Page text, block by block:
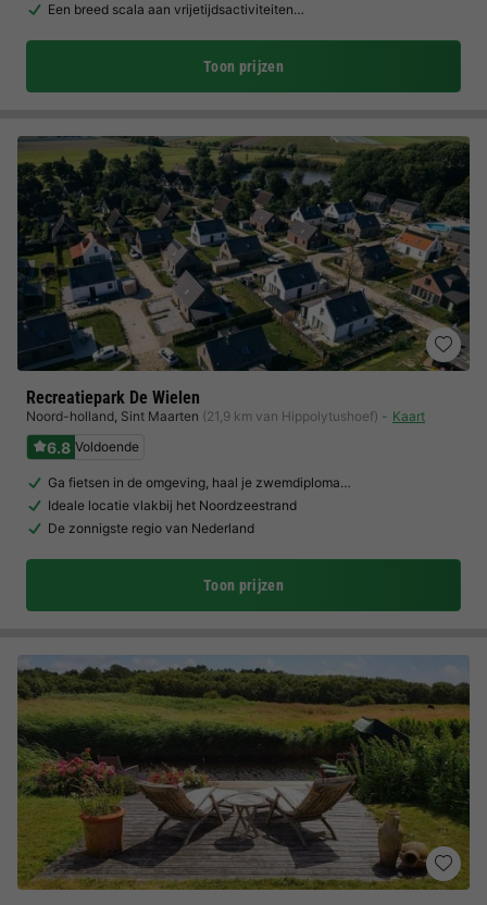
Een breed scala aan vrijetijdsactiviteiten…
Toon prijzen
Recreatiepark De Wielen
Noord-holland, Sint Maarten (21,9 km van Hippolytushoef) Kaart
6.8 Voldoende
Ga fietsen in de omgeving, haal je zwemdiploma…
Ideale locatie vlakbij het Noordzeestrand
De zonnigste regio van Nederland
Toon prijzen